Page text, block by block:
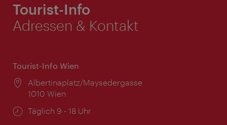
Tourist-Info
Adressen & Kontakt
Tourist-Info Wien
Ort:
Albertinaplatz/Maysedergasse
1010 Wien
Öffnungszeiten:
Täglich 9 - 18 Uhr